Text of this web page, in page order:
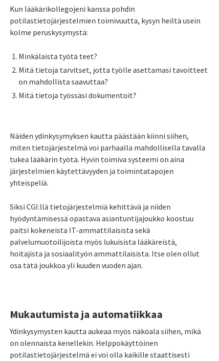
Kun lääkärikollegojeni kanssa pohdin
potilastietojärjestelmien toimivuutta, kysyn heiltä usein
kolme peruskysymystä:
Minkälaista työtä teet?
Mitä tietoja tarvitset, jotta työlle asettamasi tavoitteet
on mahdollista saavuttaa?
Mitä tietoja työssäsi dokumentoit?
Näiden ydinkysymyksen kautta päästään kiinni siihen,
miten tietojärjestelmä voi parhaalla mahdollisella tavalla
tukea lääkärin työtä. Hyvin toimiva systeemi on aina
järjestelmien käytettävyyden ja toimintatapojen
yhteispeliä.
Siksi CGI:llä tietojärjestelmiä kehittävä ja niiden
hyödyntämisessä opastava asiantuntijajoukko koostuu
paitsi kokeneista IT-ammattilaisista sekä
palvelumuotoilijoista myös lukuisista lääkäreistä,
hoitajista ja sosiaalityön ammattilaisista. Itse olen ollut
osa tätä joukkoa yli kuuden vuoden ajan.
Mukautumista ja automatiikkaa
Ydinkysymysten kautta aukeaa myös näköala siihen, mikä
on olennaista kenellekin. Helppokäyttöinen
potilastietojärjestelmä ei voi olla kaikille staattisesti